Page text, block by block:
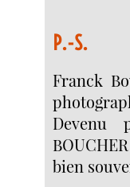
P.-S.
Franck
Devenu
bien